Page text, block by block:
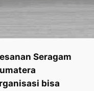
Seragam
bisa